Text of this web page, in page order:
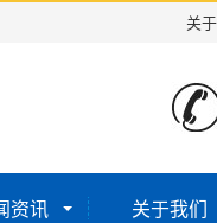
关
资讯 关于我们